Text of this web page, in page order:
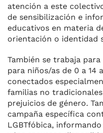
atención a este
de sensibilización e
educativos en materia
orientación o identidad
También se trabaja
para niños/as de 0 a 14
conectados
familias no
prejuicios de género.
campaña específica
LGBTfóbica,